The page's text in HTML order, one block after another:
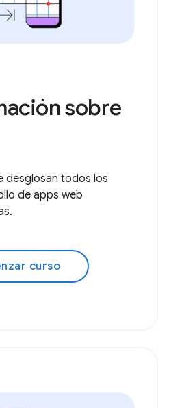
sobre
desglosan todos los
de apps web
curso